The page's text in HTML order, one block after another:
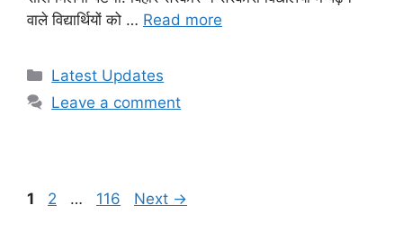
वाले विद्यार्थियों को … Read more
Categories
Latest Updates
Leave a comment
Page
1 Page
2 … Page
116 Next →